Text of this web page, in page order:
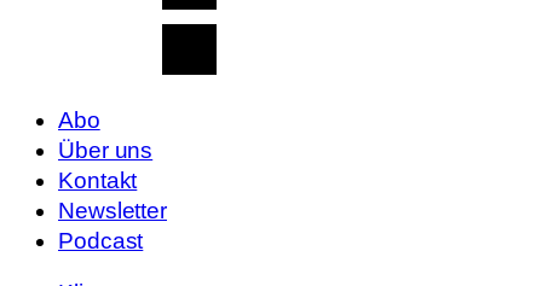
Abo
Über uns
Kontakt
Newsletter
Podcast